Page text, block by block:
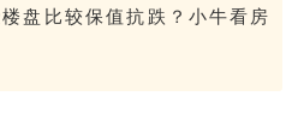
盘比较保值抗跌？小牛看房